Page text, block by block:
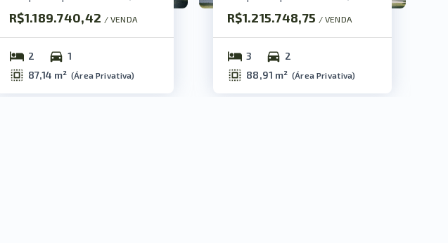
R$1.189.740,42 / VENDA
2
1
87,14 m² (Área Privativa)
R$1.215.748,75 / VENDA
3
2
88,91 m² (Área Privativa)